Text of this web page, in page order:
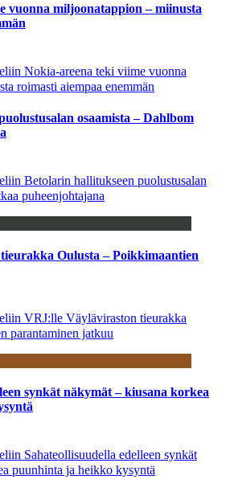
vuonna miljoonatappion – miinusta
Nokia-areena teki viime vuonna
roimasti aiempaa enemmän
osaamista – Dahlbom
Betolarin hallitukseen puolustusalan
puheenjohtajana
Oulusta – Poikkimaantien
VRJ:lle Väyläviraston tieurakka
parantaminen jatkuu
synkät näkymät – kiusana korkea
Sahateollisuudella edelleen synkät
puunhinta ja heikko kysyntä